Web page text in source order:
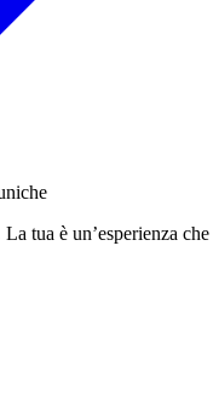
tua è un’esperienza che